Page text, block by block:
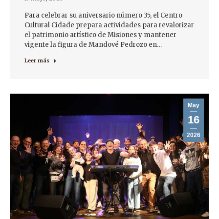
Para celebrar su aniversario número 35, el Centro
Cultural Cidade prepara actividades para revalorizar
el patrimonio artístico de Misiones y mantener
vigente la figura de Mandové Pedrozo en…
Leer más
May
16
2026